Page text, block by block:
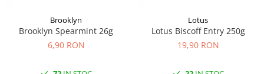
Brooklyn
Brooklyn Spearmint 26g
6,90 RON
Lotus
Lotus Biscoff Entry 250g
19,90 RON